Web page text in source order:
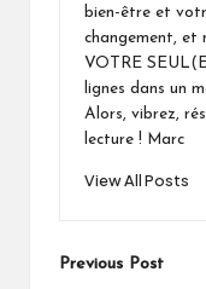
bien-être et
changement, et
VOTRE
lignes dans un
Alors, vibrez,
lecture ! Marc
View All Posts
Post
Previous Post